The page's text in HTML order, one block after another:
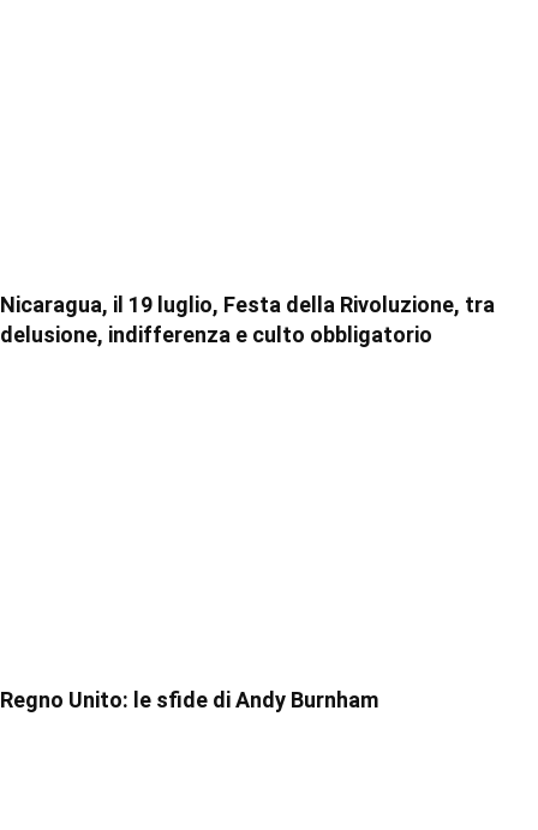
Nicaragua, il 19 luglio, Festa della Rivoluzione, tra
delusione, indifferenza e culto obbligatorio
Regno Unito: le sfide di Andy Burnham